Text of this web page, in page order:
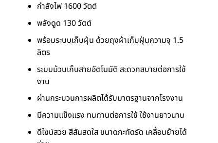
กำลังไฟ 1600 วัตต์
พลังดูด 130 วัตต์
พร้อมระบบเก็บฝุ่น ด้วยถุงผ้าเก็บฝุ่นความจุ 1.5
ลิตร
ระบบม้วนเก็บสายอัตโนมัติ สะดวกสบายต่อการใช้
งาน
ผ่านกระบวนการผลิตได้รับมาตรฐานจากโรงงาน
มีความแข็งแรง ทนทานต่อการใช้ ใช้งานยาวนาน
ดีไซน์สวย สีสันสดใส ขนาดกะทัดรัด เคลื่อนย้ายได้